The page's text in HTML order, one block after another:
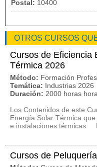
Postal: 10400
OTROS CURSOS
Cursos de Eficiencia
Térmica 2026
Método: Formación
Temática: Industrias 2026
Duración: 2000 horas
Los Contenidos de este
Energía Solar Térmica
e instalaciones térmicas.
Cursos de